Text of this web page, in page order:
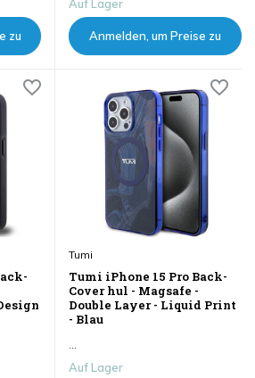
zu
Auf Lager
Anmelden, um Preise zu
Tumi
Tumi iPhone 15 Pro Back-
Cover hul - Magsafe -
Double Layer - Liquid Print
- Blau
...
Auf Lager